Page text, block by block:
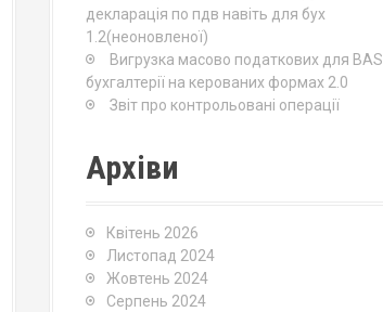
декларація по пдв навіть для бух
1.2(неоновленої)
Вигрузка масово податкових для BAS
бухгалтерії на керованих формах 2.0
Звіт про контрольовані операції
Архіви
Квітень 2026
Листопад 2024
Жовтень 2024
Серпень 2024